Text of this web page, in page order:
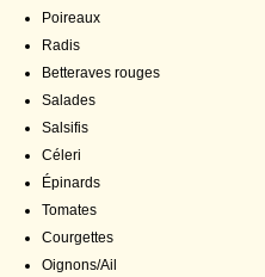
Poireaux
Radis
Betteraves rouges
Salades
Salsifis
Céleri
Épinards
Tomates
Courgettes
Oignons/Ail